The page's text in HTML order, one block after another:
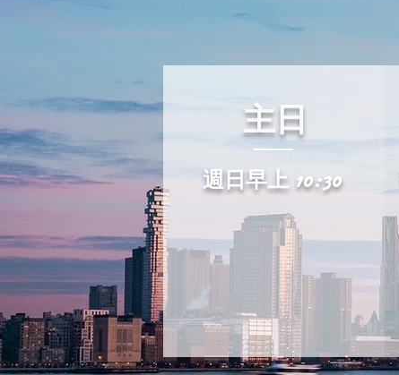
主日
週日早上 10:30